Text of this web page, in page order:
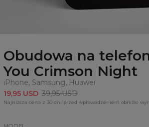
Obudowa na
You Crimson Night
iPhone, Samsung, Huawei
19,95 USD 39,95 USD
Najniższa cena z 30 dni przed wprowadzeniem obniżki